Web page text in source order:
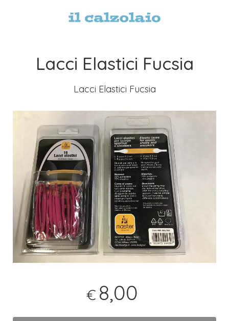
Lacci Elastici Fucsia
Lacci Elastici Fucsia
€ 8,00